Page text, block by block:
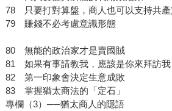
78 只要打對算盤，商人也可以支持共產
79 賺錢不必考慮意識形態
80 無能的政治家才是賣國賊
81 如果有事請教我，應該是你來拜訪我
82 第一印象會決定生意成敗
83 掌握猶太商法的「定石」
專欄（3）──猶太商人的隱語